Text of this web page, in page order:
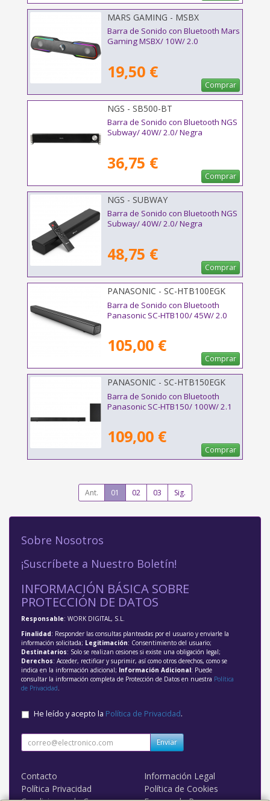
MARS GAMING - MSBX
Barra de Sonido con Bluetooth Mars
Gaming MSBX/ 10W/ 2.0
19,50 €
Comprar
NGS - SB500-BT
Barra de Sonido con Bluetooth NGS
Subway/ 40W/ 2.0/ Negra
36,75 €
Comprar
NGS - SUBWAY
Barra de Sonido con Bluetooth NGS
Subway/ 40W/ 2.0/ Negra
48,75 €
Comprar
PANASONIC - SC-HTB100EGK
Barra de Sonido con Bluetooth
Panasonic SC-HTB100/ 45W/ 2.0
105,00 €
Comprar
PANASONIC - SC-HTB150EGK
Barra de Sonido con Bluetooth
Panasonic SC-HTB150/ 100W/ 2.1
109,00 €
Comprar
Ant. 01 02 03 Sig.
Sobre Nosotros
¡Suscríbete a Nuestro Boletín!
INFORMACIÓN BÁSICA SOBRE
PROTECCIÓN DE DATOS
Responsable: WORK DIGITAL, S.L.
Finalidad: Responder las consultas planteadas por el usuario y enviarle la
información solicitada; Legitimación: Consentimiento del usuario;
Destinatarios: Solo se realizan cesiones si existe una obligación legal;
Derechos: Acceder, rectificar y suprimir, así como otros derechos, como se
indica en la información adicional; Información Adicional: Puede
consultar la información completa de Protección de Datos en nuestra Política
de Privacidad.
He leído y acepto la Política de Privacidad.
Enviar
Contacto
Información Legal
Política Privacidad
Política de Cookies